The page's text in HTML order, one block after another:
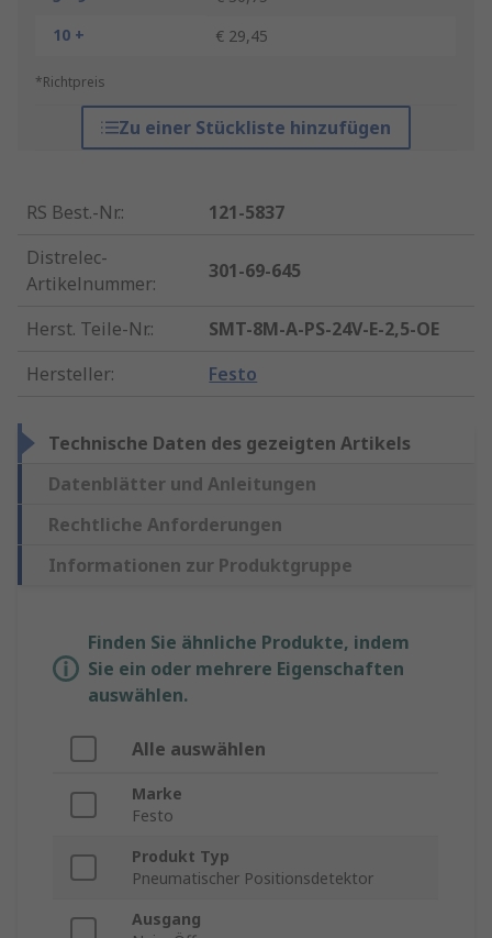
10 +
€ 29,45
*Richtpreis
Zu einer Stückliste hinzufügen
RS Best.-Nr.:
121-5837
Distrelec-
Artikelnummer:
301-69-645
Herst. Teile-Nr.:
SMT-8M-A-PS-24V-E-2,5-OE
Hersteller: Festo
Technische Daten des gezeigten Artikels
Datenblätter und Anleitungen
Rechtliche Anforderungen
Informationen zur Produktgruppe
Finden Sie ähnliche Produkte, indem
Sie ein oder mehrere Eigenschaften
auswählen.
Alle auswählen
Marke
Festo
Produkt Typ
Pneumatischer Positionsdetektor
Ausgang